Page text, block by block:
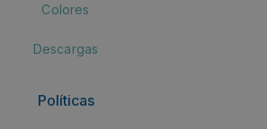
Colores
Descargas
Políticas